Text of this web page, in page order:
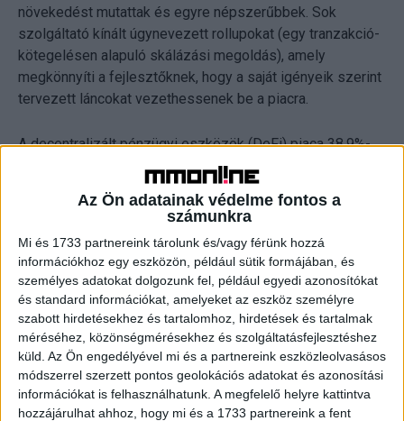
Az Ön adatainak védelme fontos a
számunkra
Mi és 1733 partnereink tárolunk és/vagy férünk hozzá
információkhoz egy eszközön, például sütik formájában, és
személyes adatokat dolgozunk fel, például egyedi azonosítókat
és standard információkat, amelyeket az eszköz személyre
szabott hirdetésekhez és tartalomhoz, hirdetések és tartalmak
méréséhez, közönségmérésekhez és szolgáltatásfejlesztéshez
küld. Az Ön engedélyével mi és a partnereink eszközleolvasásos
módszerrel szerzett pontos geolokációs adatokat és azonosítási
információkat is felhasználhatunk. A megfelelő helyre kattintva
hozzájárulhat ahhoz, hogy mi és a 1733 partnereink a fent
növekedést mutattak és egyre népszerűbbek. Sok
szolgáltató kínált úgynevezett rollupokat (egy tranzakció-
kötegelésen alapuló skálázási megoldás), amely
megkönnyíti a fejlesztőknek, hogy a saját igényeik szerint
tervezett láncokat vezethessenek be a piacra.
A decentralizált pénzügyi eszközök (DeFi) piaca 38,9%-
kal bővült egy negyedéven belül, és a TVL-je (teljes zárolt
érték) elérte az 53,4 milliárd dollárt. Ebben jelentős
szerepet játszott a megnövekedett kockázatvállalási
érmék és az airdrop-farming iránti fokozódó keresletben.
A sorszámozott Bitcoin NFT-k iránt nyilvánult meg a
legnagyobb érdeklődés, így a kereskedelmi volumen
tekintetében is ez a termék teljesített a legjobban.
Az online játékok piacát a BNB Chain, az Ethereum és a
Polygon uralta, amelyek együtt körülbelül 66%-os piaci
részesedéssel rendelkeznek (a játékok száma alapján).